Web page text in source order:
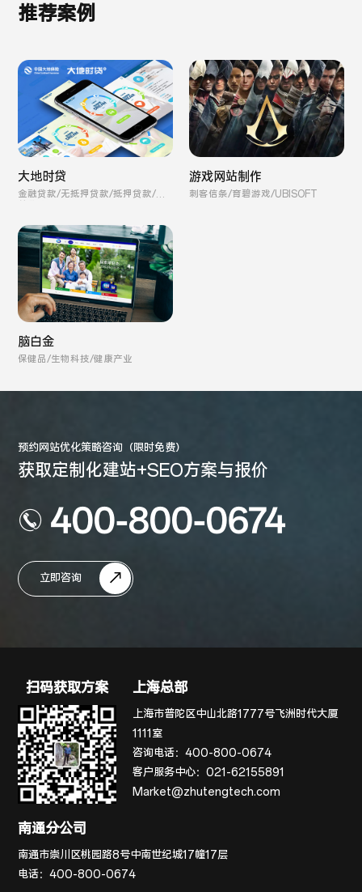
推荐案例
大地时贷
金融贷款/无抵押贷款/抵押贷款/保
游戏网站制作
刺客信条/育碧游戏/UBISOFT
脑白金
保健品/生物科技/健康产业
预约网站优化策略咨询（限时免费）
获取定制化建站+SEO方案与报价
400-800-0674
立即咨询
扫码获取方案 上海总部
上海市普陀区中山北路1777号飞洲时代大厦
1111室
咨询电话：400-800-0674
客户服务中心：021-62155891
Market@zhutengtech.com
南通分公司
南通市崇川区桃园路8号中南世纪城17幢17层
电话：400-800-0674